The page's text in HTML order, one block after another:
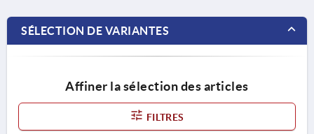
SÉLECTION DE VARIANTES
Affiner la sélection des articles
FILTRES